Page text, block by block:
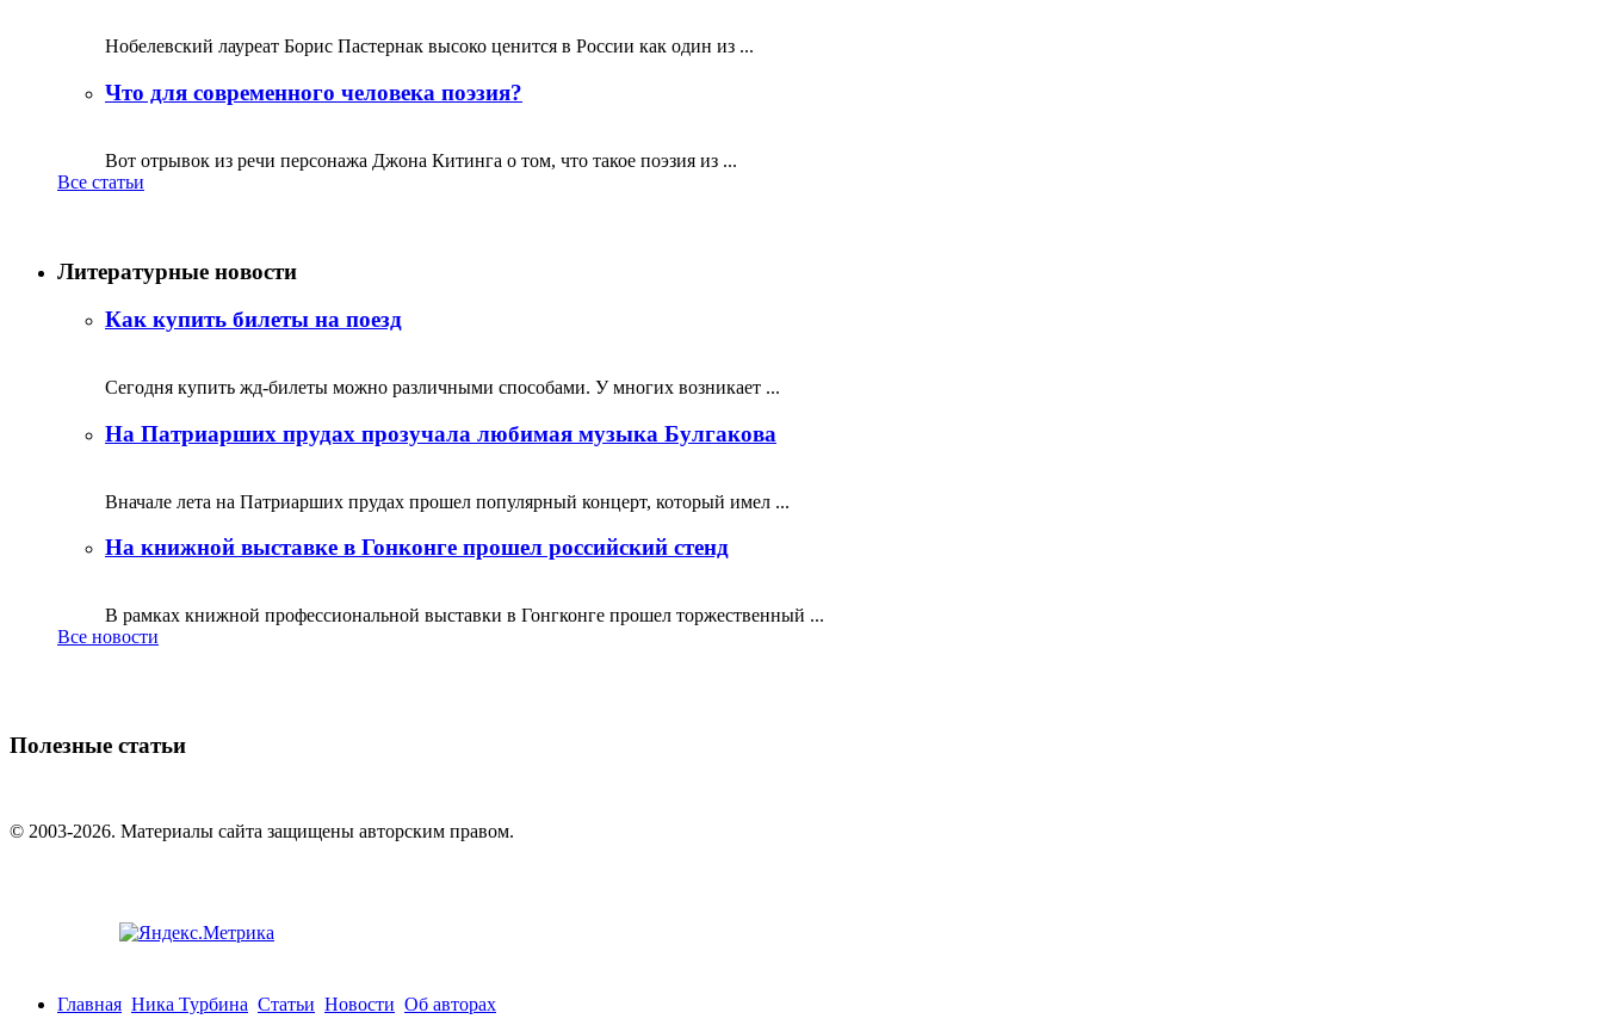
Нобелевский лауреат Борис Пастернак высоко ценится в России как один из ...
Что для современного человека поэзия?
Вот отрывок из речи персонажа Джона Китинга о том, что такое поэзия из ...
Все статьи
Литературные новости
Как купить билеты на поезд
Сегодня купить жд-билеты можно различными способами. У многих возникает ...
На Патриарших прудах прозучала любимая музыка Булгакова
Вначале лета на Патриарших прудах прошел популярный концерт, который имел ...
На книжной выставке в Гонконге прошел российский стенд
В рамках книжной профессиональной выставки в Гонгконге прошел торжественный ...
Все новости
Полезные статьи
© 2003-2026. Материалы сайта защищены авторским правом.
Главная Ника Турбина Статьи Новости Об авторах